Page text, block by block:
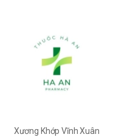
Xương Khớp Vĩnh Xuân